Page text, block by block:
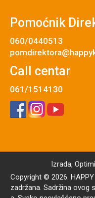
Pomoćnik
060/0440513
Call centar
061/1514130
Izrada,
Copyright © 2026.
zadržana. Sadržina ovog